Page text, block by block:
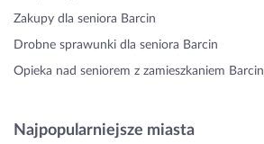
Zakupy dla seniora Barcin
Drobne sprawunki dla seniora Barcin
Opieka nad seniorem z zamieszkaniem Barcin
Najpopularniejsze miasta